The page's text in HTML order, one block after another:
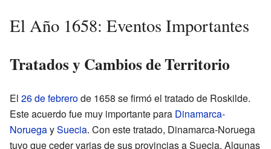
El Año 1658: Eventos Importantes
Tratados y Cambios de Territorio
El 26 de febrerode 1658 se firmó el tratado de Roskilde.
Este acuerdo fue muy importante para Dinamarca-
NoruegaySuecia. Con este tratado, Dinamarca-Noruega
tuvo que ceder varias de sus provincias a Suecia. Algunas